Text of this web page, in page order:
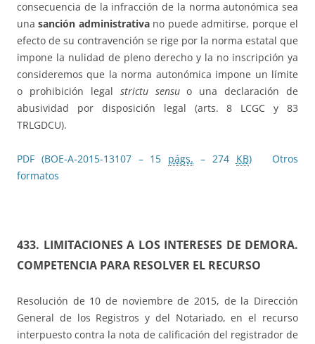
consecuencia de la infracción de la norma autonómica sea
unasanción administrativano puede admitirse, porque el
efecto de su contravención se rige por la norma estatal que
impone la nulidad de pleno derecho y la no inscripción ya
consideremos que la norma autonómica impone un límite
o prohibición legal strictu sensuo una declaración de
abusividad por disposición legal (arts. 8 LCGC y 83
TRLGDCU).
PDF (BOE-A-2015-13107 – 15 págs. – 274 KB)
Otros
formatos
433. LIMITACIONES A LOS INTERESES DE DEMORA.
COMPETENCIA PARA RESOLVER EL RECURSO
Resolución de 10 de noviembre de 2015, de la Dirección
General de los Registros y del Notariado, en el recurso
interpuesto contra la nota de calificación del registrador de